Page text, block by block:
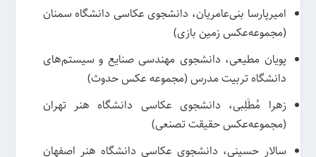
امیرپارسا بنی‌عامریان، دانشجوی عکاسی دانشگاه سمنان
(مجموعه‌عکس زمین بازی)
پویان مطیعی، دانشجوی مهندسی صنایع و سیستم‌های
دانشگاه تربیت مدرس (مجموعه عکس حدوث)
زهرا مُطَلِبی، دانشجوی عکاسی دانشگاه هنر تهران
(مجموعه‌عکس حقیقت تصنعی)
سالار حسینی، دانشجوی عکاسی دانشگاه هنر اصفهان